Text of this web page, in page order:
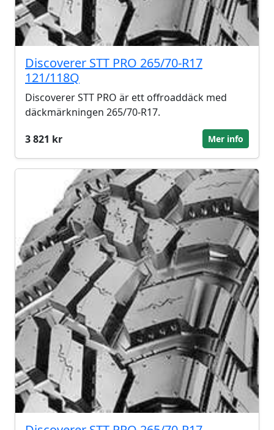
Discoverer STT PRO 265/70-R17
121/118Q
Discoverer STT PRO är ett offroaddäck med
däckmärkningen 265/70-R17.
3 821 kr
Mer info